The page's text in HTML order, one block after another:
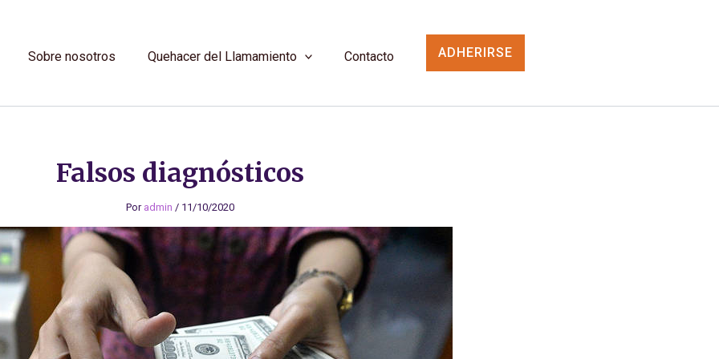
Sobre nosotros Quehacer del Llamamiento Contacto ADHERIRSE
Falsos diagnósticos
Por admin / 11/10/2020